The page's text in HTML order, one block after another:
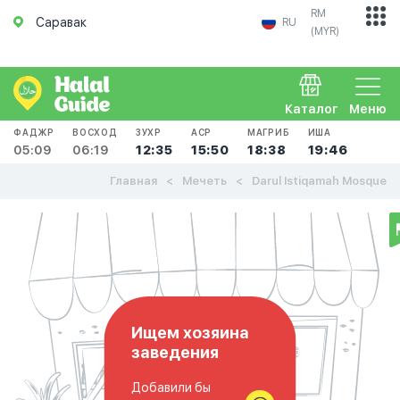
Саравак RU
RM
(MYR)
Меню
Каталог
ФАДЖР
05:09
ВОСХОД
06:19
ЗУХР
12:35
АСР
15:50
МАГРИБ
18:38
ИША
19:46
Главная Мечеть Darul Istiqamah Mosque
Ищем хозяина
заведения
Добавили бы